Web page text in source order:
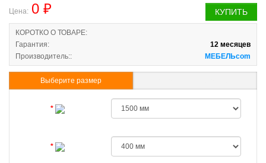
КУПИТЬ
Цена: 0 ₽
КОРОТКО О ТОВАРЕ:
Гарантия:
12 месяцев
Производитель::
МЕБЕЛЬcom
Выберите размер